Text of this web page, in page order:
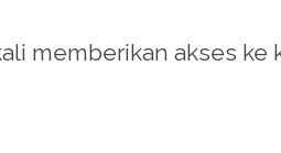
memberikan akses